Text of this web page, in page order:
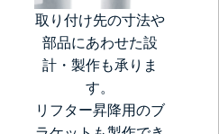
取り付け先の寸法や
部品にあわせた設
計・製作も承りま
す。
リフター昇降用のブ